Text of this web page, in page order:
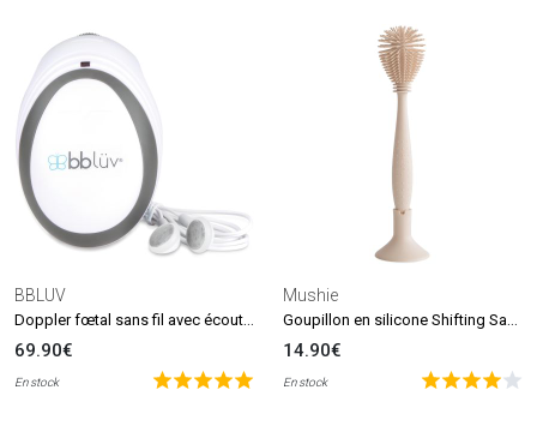
BBLUV
69.90€
En stock
Mushie
14.90€
En stock